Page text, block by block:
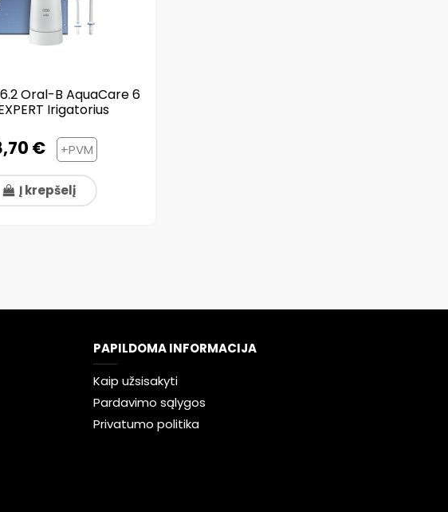
Oral-B AquaCare 6
Irigatorius
€ +PVM
Į krepšelį
PAPILDOMA INFORMACIJA
Kaip užsisakyti
Pardavimo sąlygos
Privatumo politika